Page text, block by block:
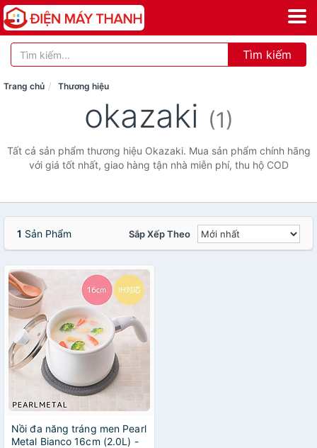
Tìm kiếm
Trang chủ Thương hiệu
okazaki (1)
Tất cả sản phẩm thương hiệu Okazaki. Mua sản phẩm chính hãng
với giá tốt nhất, giao hàng tận nhà miễn phí, thu hộ COD
1 Sản Phẩm Sắp Xếp Theo
Nồi đa năng tráng men Pearl
Metal Bianco 16cm (2.0L) -